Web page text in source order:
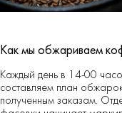
Как мы обжариваем
Каждый день в 14-00
составляем план
полученным заказам.